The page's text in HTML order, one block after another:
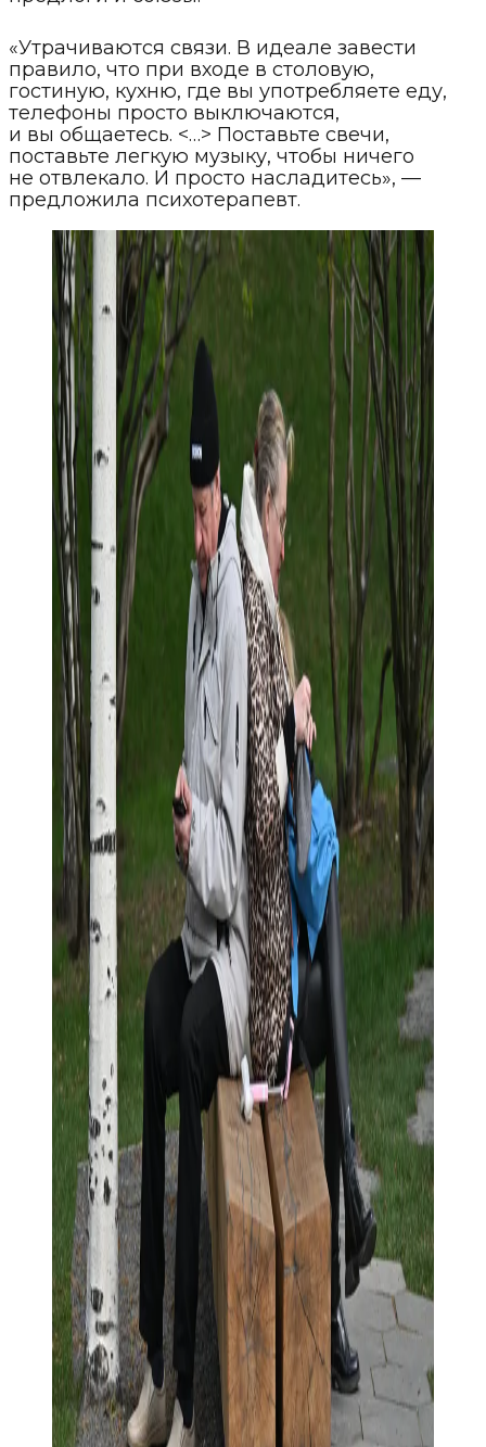
«Утрачиваются связи. В идеале завести
правило, что при входе в столовую,
гостиную, кухню, где вы употребляете еду,
телефоны просто выключаются,
и вы общаетесь. <…> Поставьте свечи,
поставьте легкую музыку, чтобы ничего
не отвлекало. И просто насладитесь», —
предложила психотерапевт.